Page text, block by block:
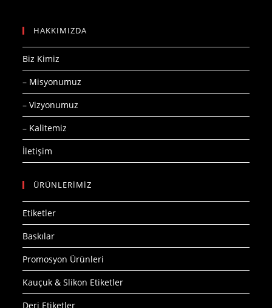
HAKKIMIZDA
Biz Kimiz
– Misyonumuz
– Vizyonumuz
– Kalitemiz
İletişim
ÜRÜNLERİMİZ
Etiketler
Baskılar
Promosyon Ürünleri
Kauçuk & Slikon Etiketler
Deri Etiketler